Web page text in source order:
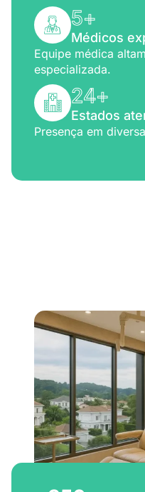
5+
Médicos
Equipe médica
especializada.
24+
Estados
Presença em